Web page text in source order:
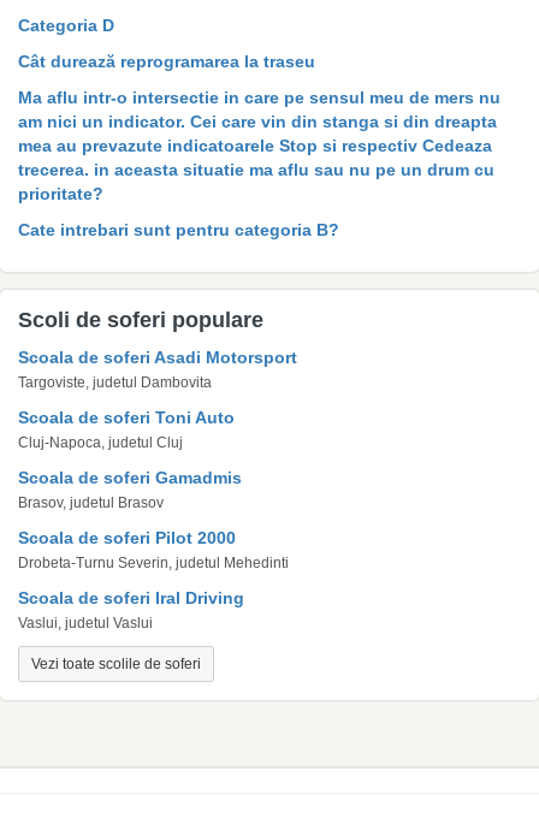
Categoria D
Cât durează reprogramarea la traseu
Ma aflu intr-o intersectie in care pe sensul meu de mers nu
am nici un indicator. Cei care vin din stanga si din dreapta
mea au prevazute indicatoarele Stop si respectiv Cedeaza
trecerea. in aceasta situatie ma aflu sau nu pe un drum cu
prioritate?
Cate intrebari sunt pentru categoria B?
Scoli de soferi populare
Scoala de soferi Asadi Motorsport
Targoviste, judetul Dambovita
Scoala de soferi Toni Auto
Cluj-Napoca, judetul Cluj
Scoala de soferi Gamadmis
Brasov, judetul Brasov
Scoala de soferi Pilot 2000
Drobeta-Turnu Severin, judetul Mehedinti
Scoala de soferi Iral Driving
Vaslui, judetul Vaslui
Vezi toate scolile de soferi